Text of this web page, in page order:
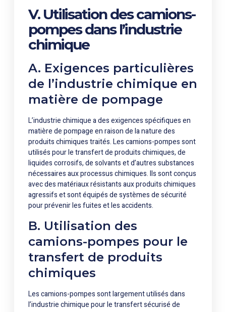
V. Utilisation des camions-
pompes dans l’industrie
chimique
A. Exigences particulières
de l’industrie chimique en
matière de pompage
L’industrie chimique a des exigences spécifiques en
matière de pompage en raison de la nature des
produits chimiques traités. Les camions-pompes sont
utilisés pour le transfert de produits chimiques, de
liquides corrosifs, de solvants et d’autres substances
nécessaires aux processus chimiques. Ils sont conçus
avec des matériaux résistants aux produits chimiques
agressifs et sont équipés de systèmes de sécurité
pour prévenir les fuites et les accidents.
B. Utilisation des
camions-pompes pour le
transfert de produits
chimiques
Les camions-pompes sont largement utilisés dans
l’industrie chimique pour le transfert sécurisé de